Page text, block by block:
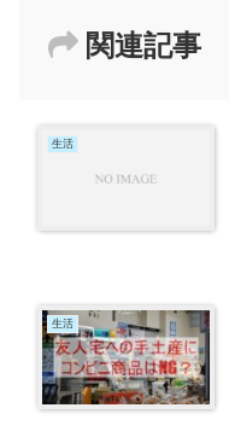
関連記事
生活
生活